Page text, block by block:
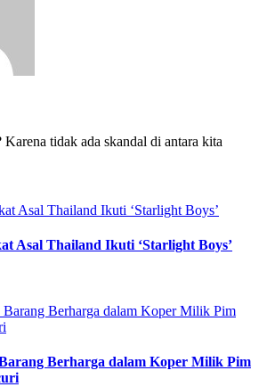
Karena tidak ada skandal di antara kita
Asal Thailand Ikuti ‘Starlight Boys’
Berharga dalam Koper Milik Pim